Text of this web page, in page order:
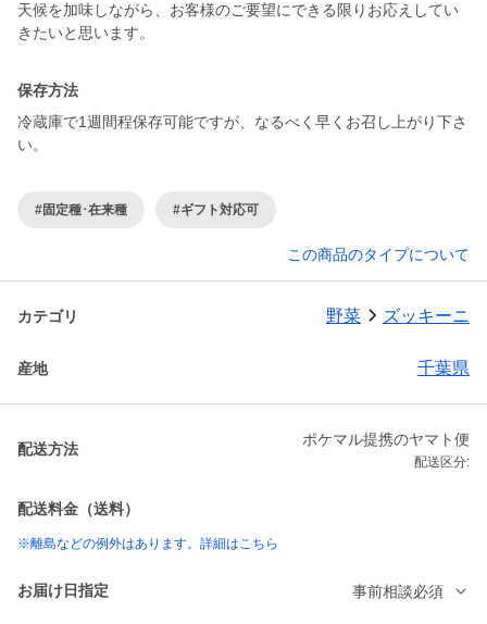
天候を加味しながら、お客様のご要望にできる限りお応えしてい
きたいと思います。
保存方法
冷蔵庫で1週間程保存可能ですが、なるべく早くお召し上がり下さ
い。
#固定種･在来種 #ギフト対応可
この商品のタイプについて
カテゴリ 野菜 ズッキーニ
産地 千葉県
配送方法
ポケマル提携のヤマト便
配送区分:
配送料金（送料）
※離島などの例外はあります。詳細はこちら
お届け日指定 事前相談必須